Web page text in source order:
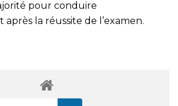
pour conduire
la réussite de l’examen.